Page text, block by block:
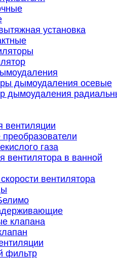
установка
дымоудаления осевые
дымоудаления
вентиляции
газа
вентилятора в ванной
вентилятора
клапана
фильтр